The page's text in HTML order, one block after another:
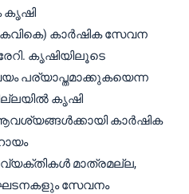
കൃഷി
കാർഷിക സേവന
കൃഷിയിലൂടെ
പര്യാപ്തമാക്കുകയെന്ന
കൃഷി
കാർഷിക
മാത്രമല്ല,
സേവനം